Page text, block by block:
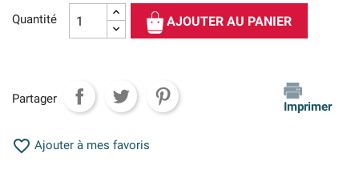
Quantité AJOUTER AU PANIER
Partager
Imprimer
 Ajouter à mes favoris